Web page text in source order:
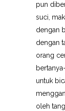
pun
suci,
dengan
dengan
orang
untuk
oleh